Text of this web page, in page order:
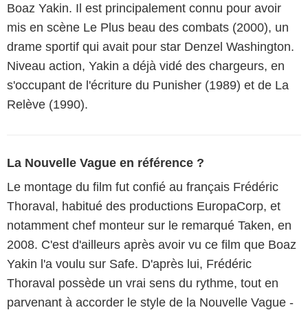
Boaz Yakin. Il est principalement connu pour avoir
mis en scène Le Plus beau des combats (2000), un
drame sportif qui avait pour star Denzel Washington.
Niveau action, Yakin a déjà vidé des chargeurs, en
s'occupant de l'écriture du Punisher (1989) et de La
Relève (1990).
La Nouvelle Vague en référence ?
Le montage du film fut confié au français Frédéric
Thoraval, habitué des productions EuropaCorp, et
notamment chef monteur sur le remarqué Taken, en
2008. C'est d'ailleurs après avoir vu ce film que Boaz
Yakin l'a voulu sur Safe. D'après lui, Frédéric
Thoraval possède un vrai sens du rythme, tout en
parvenant à accorder le style de la Nouvelle Vague -